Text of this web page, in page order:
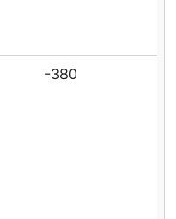
-380